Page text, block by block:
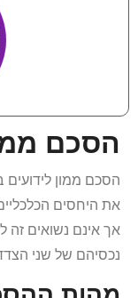
הסכם
הסכם ממון
את היחסים
אך אינם נשואים זה
נכסיהם של שני